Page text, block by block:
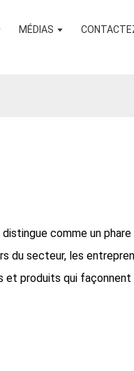
MÉDIAS
comme un
du secteur, les
et produits qui façonnent